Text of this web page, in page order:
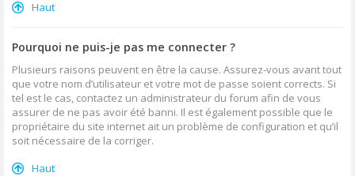
Haut
Pourquoi ne puis-je pas me connecter ?
Plusieurs raisons peuvent en être la cause. Assurez-vous avant tout
que votre nom d’utilisateur et votre mot de passe soient corrects. Si
tel est le cas, contactez un administrateur du forum afin de vous
assurer de ne pas avoir été banni. Il est également possible que le
propriétaire du site internet ait un problème de configuration et qu’il
soit nécessaire de la corriger.
Haut